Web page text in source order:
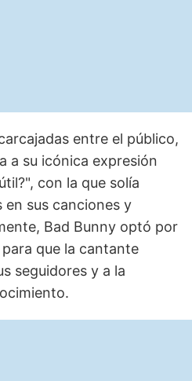
entre el público,
a su icónica expresión
con la que solía
en sus canciones y
Bad Bunny optó por
que la cantante
seguidores y a la